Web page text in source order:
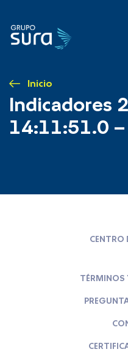
Inicio
Indicadores
14:11:51.0 –
CENTRO
TÉRMINOS